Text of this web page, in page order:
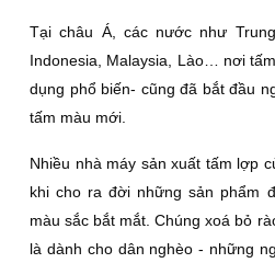
Tại châu Á, các nước như
Indonesia, Malaysia, Lào… nơi
dụng phổ biến- cũng đã bắt đầu
tấm màu mới.
Nhiều nhà máy sản xuất tấm lợp
khi cho ra đời những sản phẩm
màu sắc bắt mắt. Chúng xoá bỏ
là dành cho dân nghèo - những